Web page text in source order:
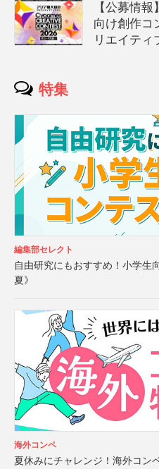
【公募情
向け創作コ
リエイティ
特集
編集部セレクト
自由研究にもおすすめ！小学生
夏》
海外コンペ
夏休みにチャレンジ！海外コン